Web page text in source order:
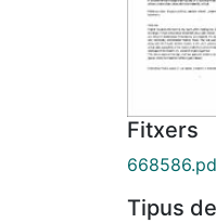
Fitxers
Tipus